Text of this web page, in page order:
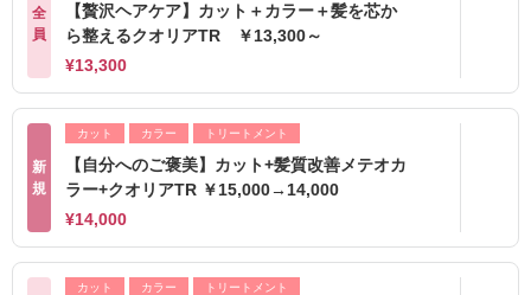
全
員
【贅沢ヘアケア】カット＋カラー＋髪を芯か
ら整えるクオリアTR ￥13,300～
¥13,300
新
規
カット カラー トリートメント
【自分へのご褒美】カット+髪質改善メテオカ
ラー+クオリアTR ￥15,000→14,000
¥14,000
カット カラー トリートメント